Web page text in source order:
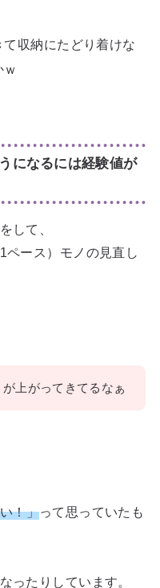
収納にたどり着けな
になるには経験値が
して、
ペース）モノの見直し
が上がってきてるなぁ
！」って思っていたも
ったりしています。